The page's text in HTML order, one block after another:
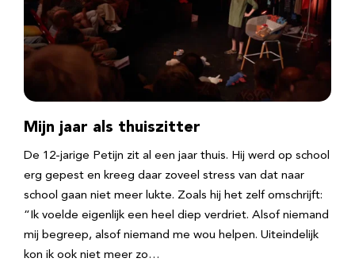
Mijn jaar als thuiszitter
De 12-jarige Petijn zit al een jaar thuis. Hij werd op school
erg gepest en kreeg daar zoveel stress van dat naar
school gaan niet meer lukte. Zoals hij het zelf omschrijft:
“Ik voelde eigenlijk een heel diep verdriet. Alsof niemand
mij begreep, alsof niemand me wou helpen. Uiteindelijk
kon ik ook niet meer zo…